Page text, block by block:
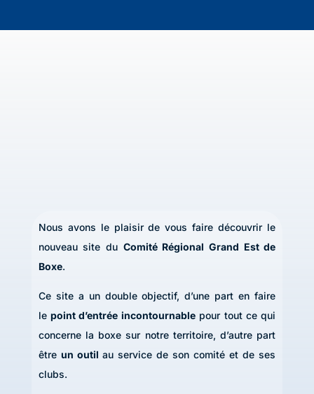
Nous avons le plaisir de vous faire découvrir le
nouveau site du Comité Régional Grand Est de
Boxe.
Ce site a un double objectif, d’une part en faire
lepoint d’entrée incontournablepour tout ce qui
concerne la boxe sur notre territoire, d’autre part
être un outil au service de son comité et de ses
clubs.